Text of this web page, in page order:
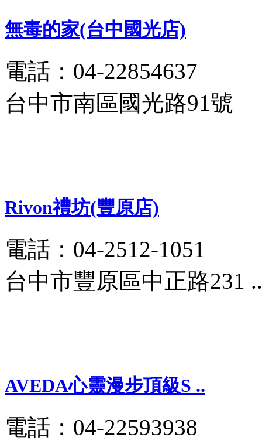
無毒的家(台中國光店)
電話：04-22854637
台中市南區國光路91號
Rivon禮坊(豐原店)
電話：04-2512-1051
台中市豐原區中正路231 ..
AVEDA心靈漫步頂級S ..
電話：04-22593938